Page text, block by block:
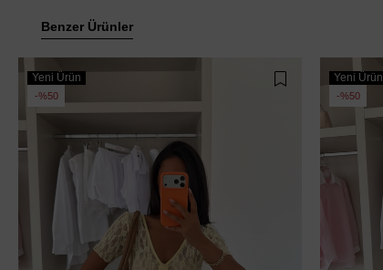
Benzer Ürünler
Yeni Ürün
%50
Yeni Ürün
%50